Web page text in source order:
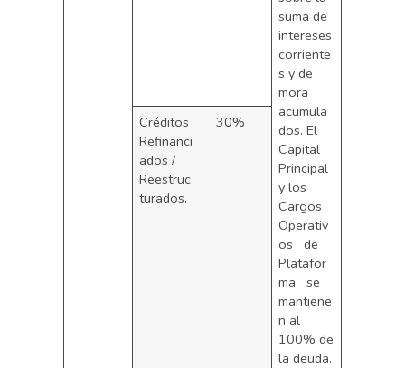
suma de
intereses
corriente
s y de
mora
acumula
dos. El
Capital
Principal
y los
Cargos
Operativ
os de
Platafor
ma se
mantiene
n al
100% de
la deuda.
Créditos
Refinanci
ados /
Reestruc
turados.
30%